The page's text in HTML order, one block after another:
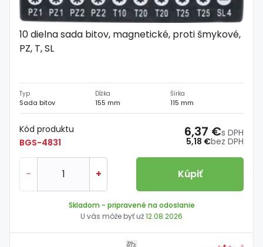
10 dielna sada bitov, magnetické, proti šmykové,
PZ, T, SL
Typ
Sada bitov
Dĺžka
155 mm
Šírka
115 mm
Kód produktu
BGS-4831
5,18 €bez DPH
6,37 €s DPH
- + Kúpiť
Skladom - pripravené na odoslanie
U vás môže byť už12.08.2026